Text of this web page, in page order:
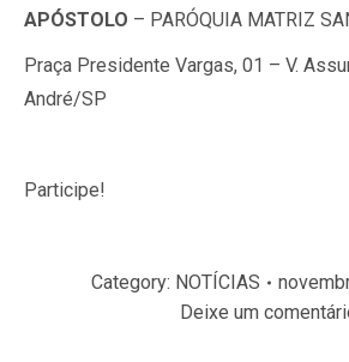
APÓSTOLO – PARÓQUIA MATRIZ
Praça Presidente Vargas, 01 – V.
André/SP
Participe!
Category: NOTÍCIAS
Deixe um